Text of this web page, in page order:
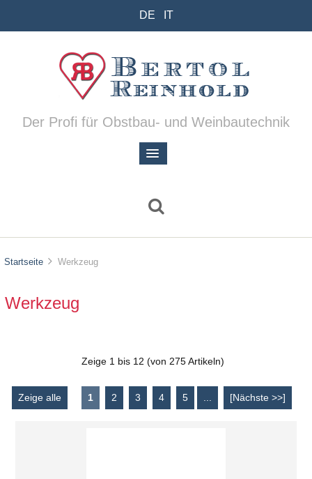
DE IT
Der Profi für Obstbau- und Weinbautechnik
Startseite Werkzeug
Werkzeug
Zeige 1 bis 12 (von 275 Artikeln)
Zeige alle 1 2 3 4 5 [Nächste >>]